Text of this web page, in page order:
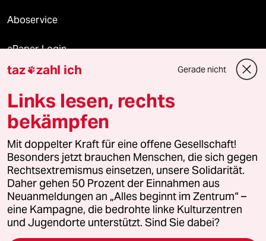
Aboservice
ePaper Login
Downloads für Abonnierende
© 2026 taz Verlags und Vertriebs GmbH
Alle Rechte vorbehalten. Bei rechtlichen Fragen oder für Genehmigungen
wenden Sie sich bitte an
lizenzen@taz.de
Feedback Redaktionsstatut Kommune-Richtlinien
Leitlinie Informant Datenschutz Impressum AGB
taz zahl ich Gerade nicht
Links lesen, rechts
bekämpfen
Mit doppelter Kraft für eine offene Gesellschaft!
Besonders jetzt brauchen Menschen, die sich gegen
Rechtsextremismus einsetzen, unsere Solidarität.
Daher gehen 50 Prozent der Einnahmen aus
Neuanmeldungen an „Alles beginnt im Zentrum“ –
eine Kampagne, die bedrohte linke Kulturzentren
und Jugendorte unterstützt. Sind Sie dabei?